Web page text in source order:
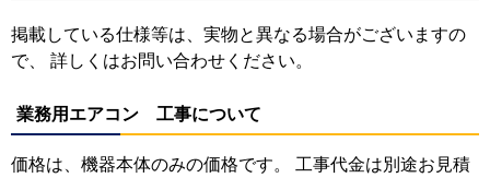
掲載している仕様等は、実物と異なる場合がございますの
で、 詳しくはお問い合わせください。
業務用エアコン 工事について
価格は、機器本体のみの価格です。 工事代金は別途お見積